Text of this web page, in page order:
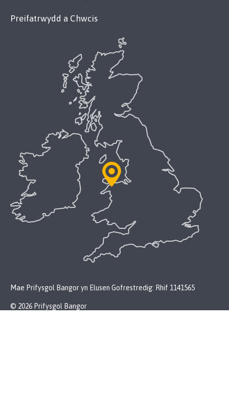
Preifatrwydd a Chwcis
Mae Prifysgol Bangor yn Elusen Gofrestredig: Rhif 1141565
© 2026 Prifysgol Bangor